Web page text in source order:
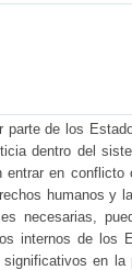
de los
dentro del
en
humanos y
necesarias,
internos de los
en